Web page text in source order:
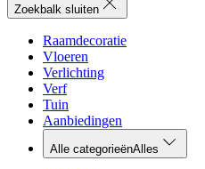
Zoekbalk sluiten
Raamdecoratie
Vloeren
Verlichting
Verf
Tuin
Aanbiedingen
Alle categorieënAlles